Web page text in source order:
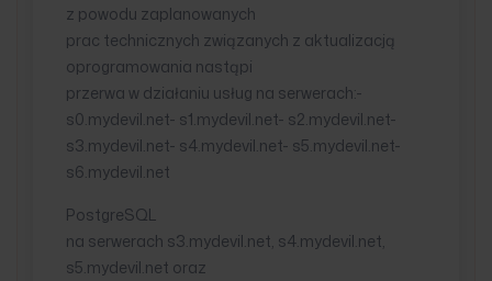
z powodu zaplanowanych
prac technicznych związanych z aktualizacją
oprogramowania nastąpi
przerwa w działaniu usług na serwerach:-
s0.mydevil.net- s1.mydevil.net- s2.mydevil.net-
s3.mydevil.net- s4.mydevil.net- s5.mydevil.net-
s6.mydevil.net
PostgreSQL
na serwerach s3.mydevil.net, s4.mydevil.net,
s5.mydevil.net oraz